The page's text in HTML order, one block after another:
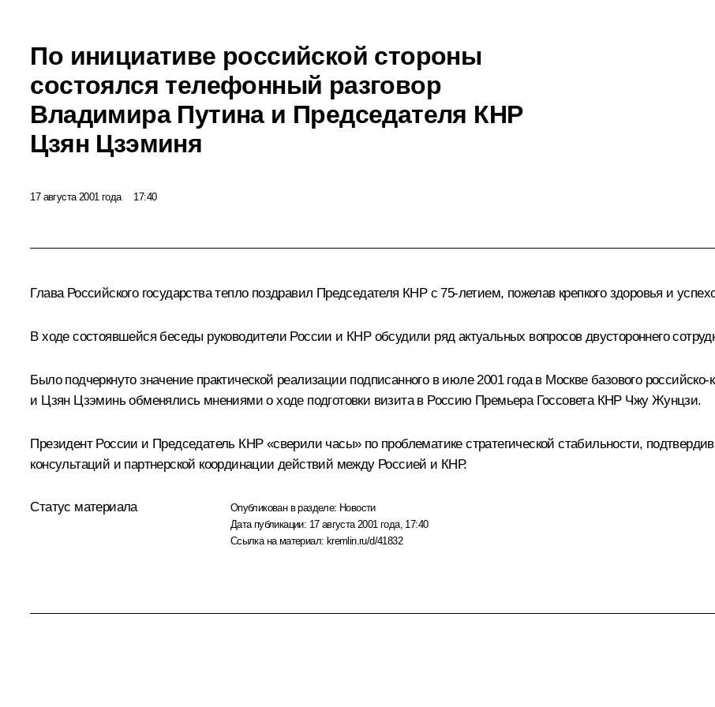
По инициативе российской стороны
состоялся телефонный разговор
Владимира Путина и Председателя КНР
Цзян Цзэминя
17 августа 2001 года 17:40
Глава Российского государства тепло поздравил Председателя КНР с 75-летием, пожелав крепкого здоровья и
В ходе состоявшейся беседы руководители России и КНР обсудили ряд актуальных вопросов двустороннего
Было подчеркнуто значение практической реализации подписанного в июле 2001 года в Москве базового
и Цзян Цзэминь обменялись мнениями о ходе подготовки визита в Россию Премьера Госсовета КНР Чжу Жунцзи.
Президент России и Председатель КНР «сверили часы» по проблематике стратегической стабильности,
консультаций и партнерской координации действий между Россией и КНР.
Статус материала Опубликован в разделе: Новости
Дата публикации: 17 августа 2001 года, 17:40
Ссылка на материал: kremlin.ru/d/41832